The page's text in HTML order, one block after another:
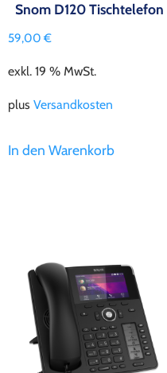
Snom D120 Tischtelefon
59,00€
exkl. 19 % MwSt.
plus Versandkosten
In den Warenkorb